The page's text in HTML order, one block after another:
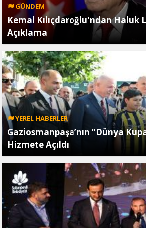
GÜNDEM
Kemal Kılıçdaroğlu'ndan Haluk
Açıklama
YEREL HABERLER
Gaziosmanpaşa’nın “Dünya
Hizmete Açıldı